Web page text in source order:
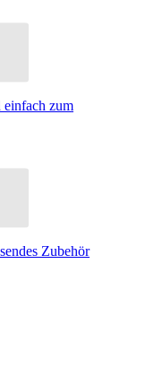
zum
Zubehör